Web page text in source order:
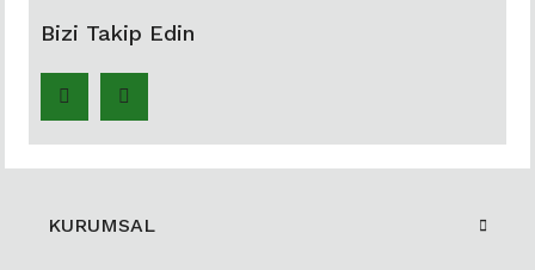
Bizi Takip Edin
KURUMSAL